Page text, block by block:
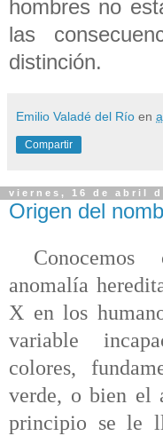
hombres no
las
distinción.
Emilio Valadé del Río en
Compartir
viernes, 16 de abril
Origen del
anomalía
X en los
variable
colores,
verde, o bien el
principio se le